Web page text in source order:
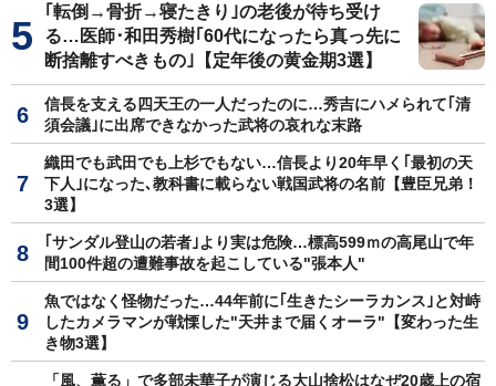
｢転倒→骨折→寝たきり｣の老後が待ち受け
る…医師･和田秀樹｢60代になったら真っ先に
断捨離すべきもの｣【定年後の黄金期3選】
信長を支える四天王の一人だったのに…秀吉にハメられて｢清
須会議｣に出席できなかった武将の哀れな末路
織田でも武田でも上杉でもない…信長より20年早く｢最初の天
下人｣になった､教科書に載らない戦国武将の名前【豊臣兄弟！
3選】
｢サンダル登山の若者｣より実は危険…標高599ｍの高尾山で年
間100件超の遭難事故を起こしている"張本人"
魚ではなく怪物だった…44年前に｢生きたシーラカンス｣と対峙
したカメラマンが戦慄した"天井まで届くオーラ"【変わった生
き物3選】
「風、薫る」で多部未華子が演じる大山捨松はなぜ20歳上の宿